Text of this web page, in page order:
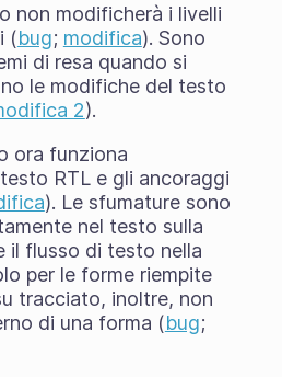
non modificherà i livelli
(bug; modifica). Sono
di resa quando si
le modifiche del testo
2).
ora funziona
RTL e gli ancoraggi
). Le sfumature sono
nel testo sulla
il flusso di testo nella
per le forme riempite
tracciato, inoltre, non
di una forma (bug;